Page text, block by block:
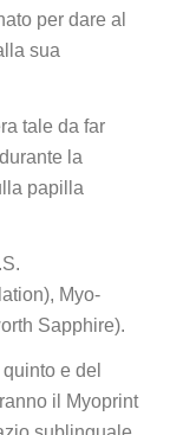
per dare al
sua
tale da far
la
papilla
Myo-
Sapphire).
e del
il Myoprint